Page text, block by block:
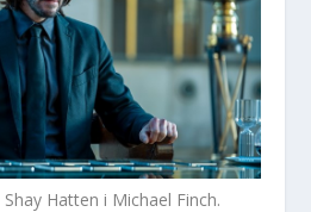
Hatten i Michael Finch.